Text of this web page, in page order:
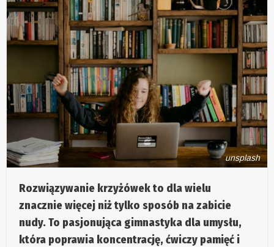
unsplash
Rozwiązywanie krzyżówek to dla wielu
znacznie więcej niż tylko sposób na zabicie
nudy. To pasjonująca gimnastyka dla umysłu,
która poprawia koncentrację, ćwiczy pamięć i